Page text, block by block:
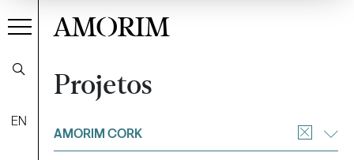
EN
AMORIM
Projetos
Filtrar
AMORIM CORK